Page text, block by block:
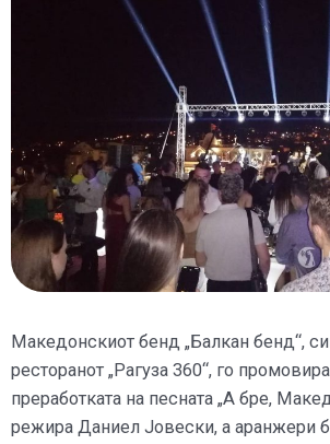
Македонскиот бенд „Балкан бенд“,
ресторанот „Рагуза 360“, го
преработката на песната „А бре,
режира Даниел Јовески, а аранжери